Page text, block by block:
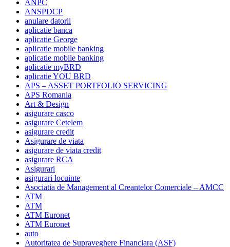
ANPC
ANSPDCP
anulare datorii
aplicatie banca
aplicatie George
aplicatie mobile banking
aplicatie mobile banking
aplicatie myBRD
aplicatie YOU BRD
APS – ASSET PORTFOLIO SERVICING
APS Romania
Art & Design
asigurare casco
asigurare Cetelem
asigurare credit
Asigurare de viata
asigurare de viata credit
asigurare RCA
Asigurari
asigurari locuinte
Asociatia de Management al Creantelor Comerciale – AMCC
ATM
ATM
ATM Euronet
ATM Euronet
auto
Autoritatea de Supraveghere Financiara (ASF)